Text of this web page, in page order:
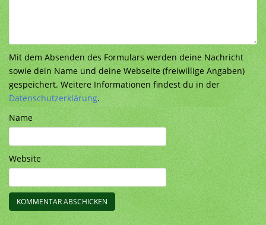
Mit dem Absenden des Formulars werden deine Nachricht
sowie dein Name und deine Webseite (freiwillige Angaben)
gespeichert. Weitere Informationen findest du in der
Datenschutzerklärung.
Name
Website